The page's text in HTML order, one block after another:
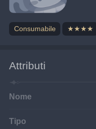
Consumabile ★★★★
Attributi
Nome
Tipo